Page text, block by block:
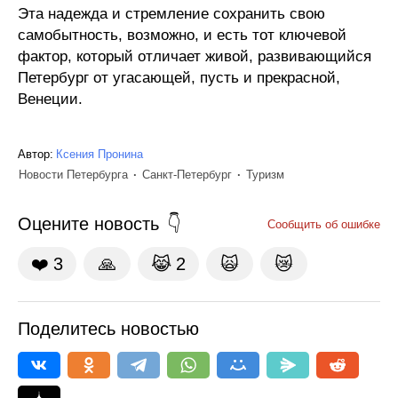
Эта надежда и стремление сохранить свою
самобытность, возможно, и есть тот ключевой
фактор, который отличает живой, развивающийся
Петербург от угасающей, пусть и прекрасной,
Венеции.
Автор: Ксения Пронина
Новости Петербурга
Санкт-Петербург Туризм
Оцените новость Сообщить об ошибке
❤️ 3 🙏 😹 2 🙀 😿
Поделитесь новостью